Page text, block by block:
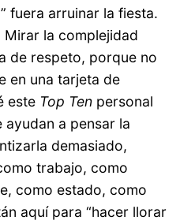
fuera arruinar la fiesta.
Mirar la complejidad
de respeto, porque no
en una tarjeta de
este Top Ten personal
ayudan a pensar la
demasiado,
trabajo, como
como estado, como
aquí para “hacer llorar